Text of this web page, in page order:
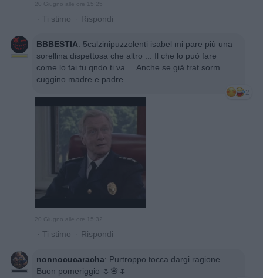
20 Giugno alle ore 15:25
· Ti stimo · Rispondi
BBBESTIA: 5calzinipuzzolenti isabel mi pare più una
sorellina dispettosa che altro ... Il che lo può fare
come lo fai tu qndo ti va ... Anche se già frat sorm
cuggino madre e padre ...
2
20 Giugno alle ore 15:32
· Ti stimo · Rispondi
nonnocucaracha: Purtroppo tocca dargi ragione...
Buon pomeriggio 🌷🌸🌷